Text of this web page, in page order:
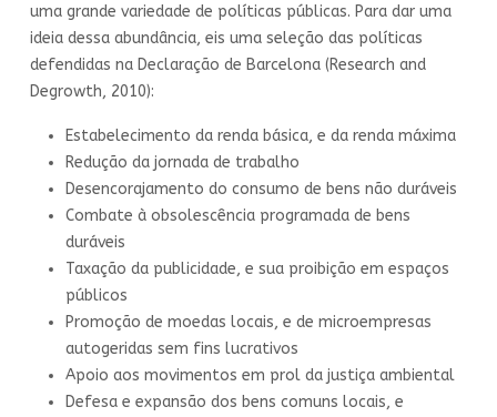
uma grande variedade de políticas públicas. Para dar uma
ideia dessa abundância, eis uma seleção das políticas
defendidas na Declaração de Barcelona (Research and
Degrowth, 2010):
Estabelecimento da renda básica, e da renda máxima
Redução da jornada de trabalho
Desencorajamento do consumo de bens não duráveis
Combate à obsolescência programada de bens
duráveis
Taxação da publicidade, e sua proibição em espaços
públicos
Promoção de moedas locais, e de microempresas
autogeridas sem fins lucrativos
Apoio aos movimentos em prol da justiça ambiental
Defesa e expansão dos bens comuns locais, e